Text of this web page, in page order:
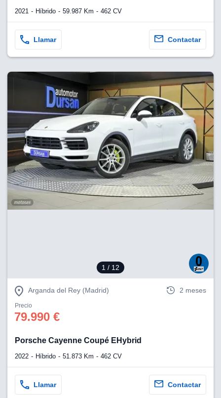
2021 Híbrido 59.987 Km 462 CV
Llamar Contactar
1 / 12
Arganda del Rey (Madrid) 2 meses
Precio
79.990 €
Porsche Cayenne Coupé EHybrid
2022 Híbrido 51.873 Km 462 CV
Llamar Contactar